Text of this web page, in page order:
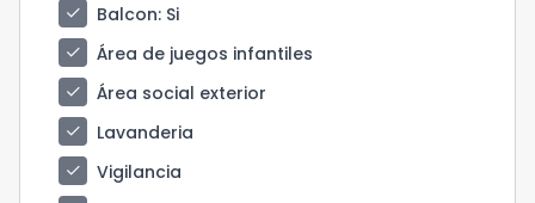
check
Balcon: Si
check
Área de juegos infantiles
check
Área social exterior
check
Lavanderia
check
Vigilancia